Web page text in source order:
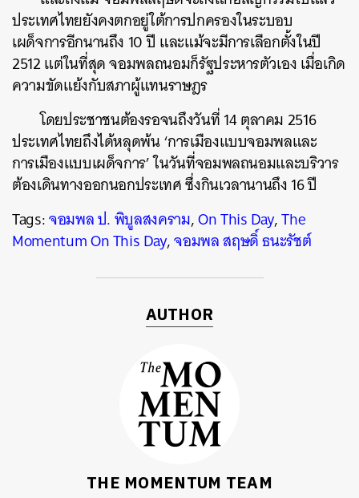
ประเทศไทยยังคงตกอยู่ใต้การปกครองในระบอบ
เผด็จการอีกนานถึง 10 ปี และแม้จะมีการเลือกตั้งในปี
2512 แต่ในที่สุด จอมพลถนอมก็รัฐประหารตัวเอง เมื่อเกิด
ความขัดแย้งกับสภาผู้แทนราษฎร
โดยประชาชนต้องรอจนถึงวันที่ 14 ตุลาคม 2516
ประเทศไทยถึงได้หลุดพ้น ‘การเมืองแบบจอมพลและ
การเมืองแบบเผด็จการ’ ในวันที่จอมพลถนอมและบริวาร
ต้องเดินทางออกนอกประเทศ ซึ่งกินเวลานานถึง 16 ปี
Tags:จอมพล ป. พิบูลสงคราม,On This Day,The
Momentum On This Day,จอมพล สฤษดิ์ ธนะรัชต์
AUTHOR
THE MOMENTUM TEAM